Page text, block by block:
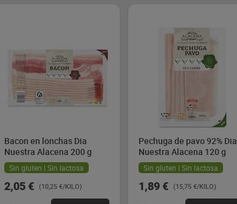
Bacon en lonchas Dia
Nuestra Alacena 200 g
Sin gluten | Sin lactosa
2,05 € (10,25 €/KILO)
Pechuga de pavo 92% Dia
Nuestra Alacena 120 g
Sin gluten | Sin lactosa
1,89 € (15,75 €/KILO)